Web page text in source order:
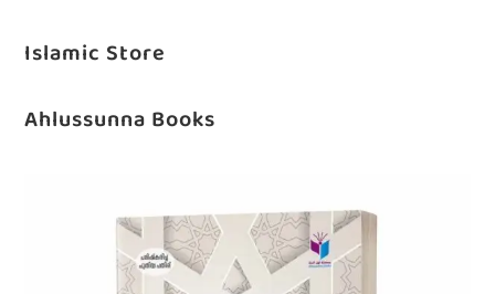
Islamic Store
Ahlussunna Books